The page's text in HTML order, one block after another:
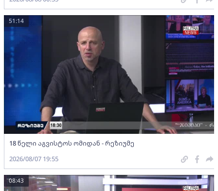
18 წელი აგვისტოს ომიდან - რეზიუმე
51:14
2026/08/07 19:55
08:43